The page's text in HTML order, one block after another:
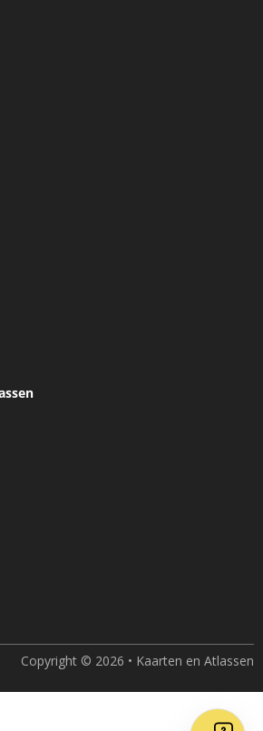
Copyright © 2026 • Kaarten en Atlassen